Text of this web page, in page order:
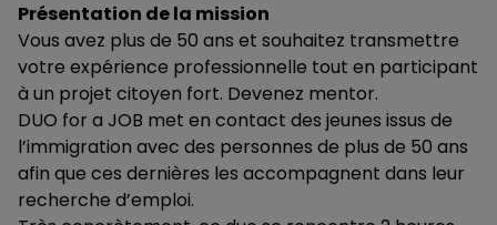
Présentation de la mission
Vous avez plus de 50 ans et souhaitez transmettre
votre expérience professionnelle tout en participant
à un projet citoyen fort. Devenez mentor.
DUO for a JOB met en contact des jeunes issus de
l’immigration avec des personnes de plus de 50 ans
afin que ces dernières les accompagnent dans leur
recherche d’emploi.